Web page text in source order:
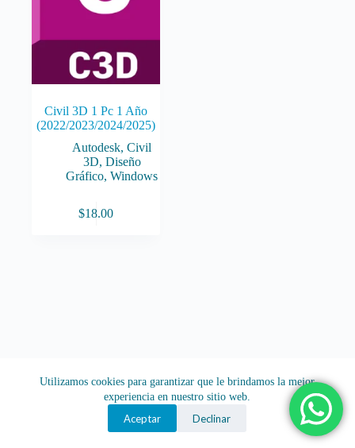
Utilizamos cookies para garantizar que le brindamos la mejor
experiencia en nuestro sitio web.
Aceptar Declinar
Civil 3D 1 Pc 1 Año
(2022/2023/2024/2025)
Autodesk,Civil
3D, Diseño
Gráfico,Windows
$18.00